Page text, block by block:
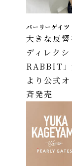
パーリーゲイツ
大きな反
ディレク
RABBIT
より公式
斉発売